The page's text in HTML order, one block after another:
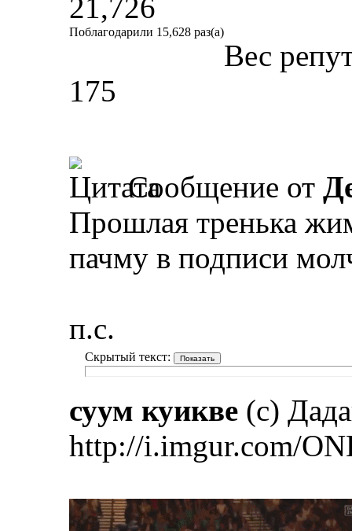
21,726
Поблагодарили 15,628 раз(а)
Вес
175
Сообщение от
Прошлая тренька
пачму в подписи
п.с.
Скрытый текст:
суум куикве (с)
http://i.imgur.com/